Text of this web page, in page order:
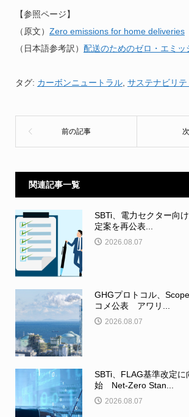
【参照ページ】
（原文） Zero emissions for home deliveries
（日本語参考訳） 配送のためのゼロ・エミッ
タグ: カーボンニュートラル, サステナビリテ
関連記事一覧
SBTi、電力セクター向
定案を再公表...
2026.08.07
GHGプロトコル、
コメ公表 アワリ...
2026.08.07
SBTi、FLAG基準改定に
始 Net-Zero Stan...
2026.08.07